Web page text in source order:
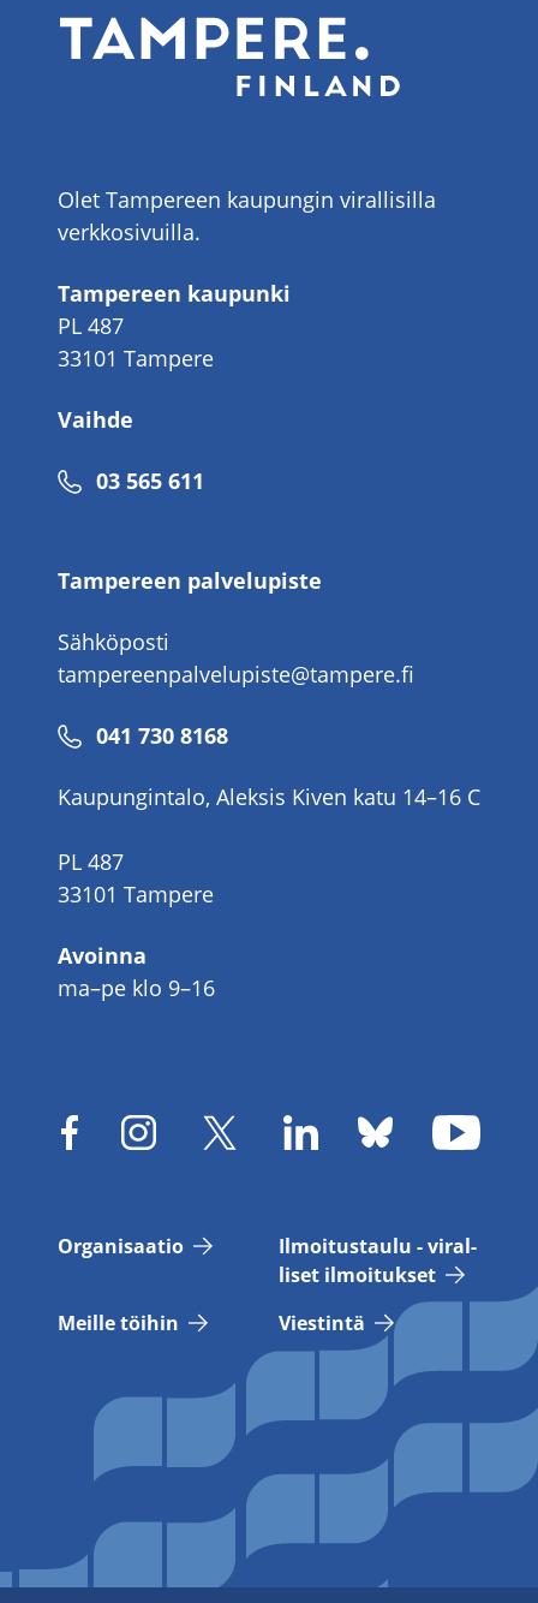
Olet Tampereen kaupungin virallisilla
verkkosivuilla.
Tampereen kaupunki
PL 487
33101 Tampere
Vaihde
Puhelinnumero
03 565 611
Tampereen palvelupiste
Sähköposti
tampereenpalvelupiste@tampere.fi
Puhelinnumero
041 730 8168
Kaupungintalo, Aleksis Kiven katu 14–16 C
PL 487
33101 Tampere
Avoinna
ma–pe klo 9–16
Or­ga­ni­saa­tio
Il­moi­tus­tau­lu - vi­ral­
li­set il­moi­tuk­set
Meil­le töi­hin
Vies­tin­tä